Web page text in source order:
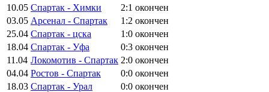
10.05 Спартак - Химки 2:1 окончен
03.05 Арсенал - Спартак 1:2 окончен
25.04 Спартак - цска 1:0 окончен
18.04 Спартак - Уфа 0:3 окончен
11.04 Локомотив - Спартак 2:0 окончен
04.04 Ростов - Спартак 0:0 окончен
18.03 Спартак - Урал 0:0 окончен